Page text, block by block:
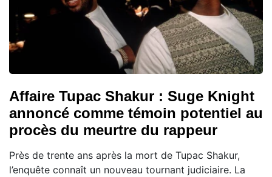
Affaire Tupac Shakur : Suge Knight
annoncé comme témoin potentiel au
procès du meurtre du rappeur
Près de trente ans après la mort de Tupac Shakur,
l’enquête connaît un nouveau tournant judiciaire. La